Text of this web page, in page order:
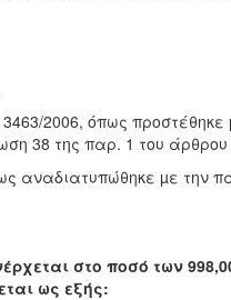
2006, όπως προστέθηκε
38 της παρ. 1 του
αναδιατυπώθηκε µε την
στο ποσό των
ως εξής: